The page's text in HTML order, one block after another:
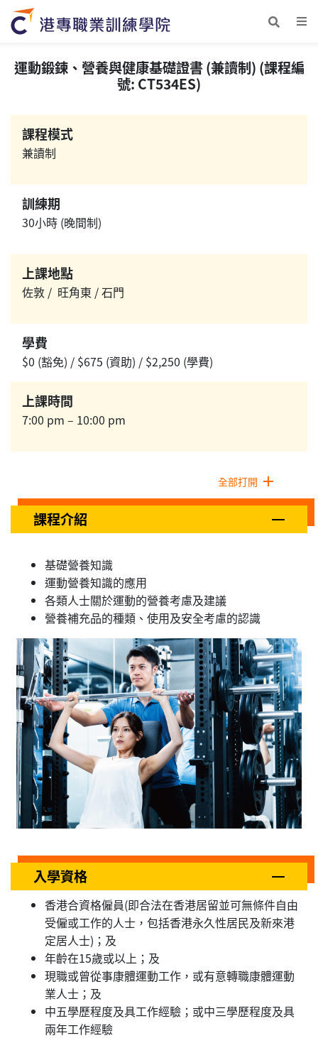
運動鍛鍊、營養與健康基礎證書 (兼讀制) (課程編
號: CT534ES)
課程模式
兼讀制
訓練期
30小時 (晚間制)
上課地點
佐敦 / 旺角東 / 石門
學費
$0 (豁免) / $675 (資助) / $2,250 (學費)
上課時間
7:00 pm – 10:00 pm
全部打開
課程介紹
基礎營養知識
運動營養知識的應用
各類人士關於運動的營養考慮及建議
營養補充品的種類、使用及安全考慮的認識
入學資格
香港合資格僱員(即合法在香港居留並可無條件自由
受僱或工作的人士，包括香港永久性居民及新來港
定居人士)；及
年齡在15歲或以上；及
現職或曾從事康體運動工作，或有意轉職康體運動
業人士；及
中五學歷程度及具工作經驗；或中三學歷程度及具
兩年工作經驗